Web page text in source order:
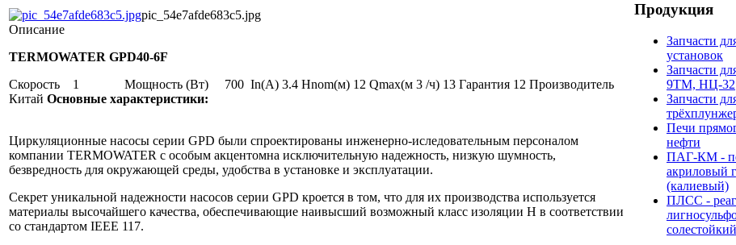
pic_54e7afde683c5.jpg
Описание
TERMOWATER GPD40-6F
Скорость 1 Мощность (Вт) 700 In(А) 3.4 Hnom(м) 12 Qmax(м 3 /ч) 13 Гарантия 12 Производитель
Китай Основные характеристики:
Циркуляционные насосы серии GPD были спроектированы инженерно-иследовательным персоналом
компании TERMOWATER с особым акцентомна исключительную надежность, низкую шумность,
безвредность для окружающей среды, удобства в установке и эксплуатации.
Секрет уникальной надежности насосов серии GPD кроется в том, что для их производства используется
материалы высочайшего качества, обеспечивающие наивысший возможный класс изоляции Н в соответствии
со стандартом IEEE 117.
Продукция
Запчасти
установок
Запчасти
9ТМ, НЦ-32
Запчасти
Печи
нефти
ПАГ-КМ -
акриловый
(калиевый)
ПЛСС -
солестойкий